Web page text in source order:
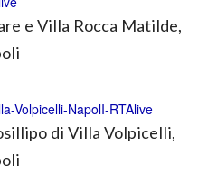
e Villa Rocca Matilde,
di Villa Volpicelli,